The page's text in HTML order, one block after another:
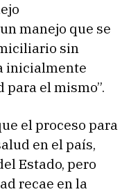
manejo que se
sin
inicialmente
para el mismo”.
el proceso para
en el país,
Estado, pero
recae en la